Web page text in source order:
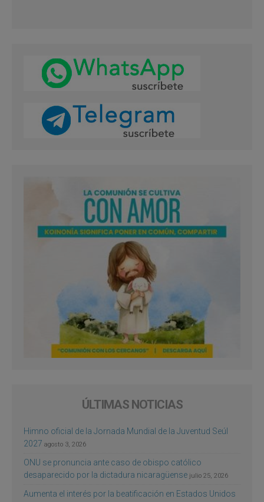
ÚLTIMAS NOTICIAS
Himno oficial de la Jornada Mundial de la Juventud Seúl
2027 agosto 3, 2026
ONU se pronuncia ante caso de obispo católico
desaparecido por la dictadura nicaragüense julio 25, 2026
Aumenta el interés por la beatificación en Estados Unidos